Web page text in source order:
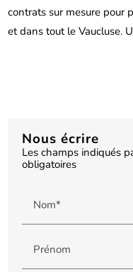
contrats sur mesure pour
et dans tout le Vaucluse.
Nous écrire
Les champs indiqués
obligatoires
Nom*
Prénom